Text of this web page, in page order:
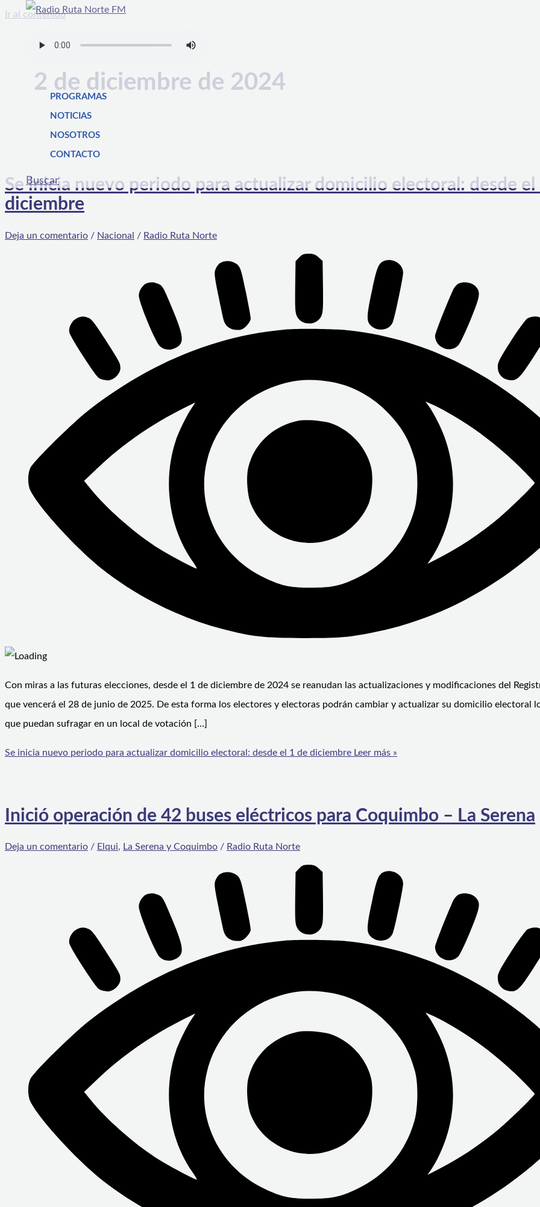
Ir al contenido
PROGRAMAS
NOTICIAS
NOSOTROS
CONTACTO
Buscar
2 de diciembre de 2024
Se inicia nuevo periodo para actualizar domicilio electoral: desde el
diciembre
Deja un comentario / Nacional / Radio Ruta Norte
Con miras a las futuras elecciones, desde el 1 de diciembre de 2024 se reanudan las actualizaciones y modificaciones del
que vencerá el 28 de junio de 2025. De esta forma los electores y electoras podrán cambiar y actualizar su domicilio electoral
que puedan sufragar en un local de votación […]
Se inicia nuevo periodo para actualizar domicilio electoral: desde el 1 de diciembre Leer más »
Inició operación de 42 buses eléctricos para Coquimbo – La Serena
Deja un comentario / Elqui, La Serena y Coquimbo / Radio Ruta Norte